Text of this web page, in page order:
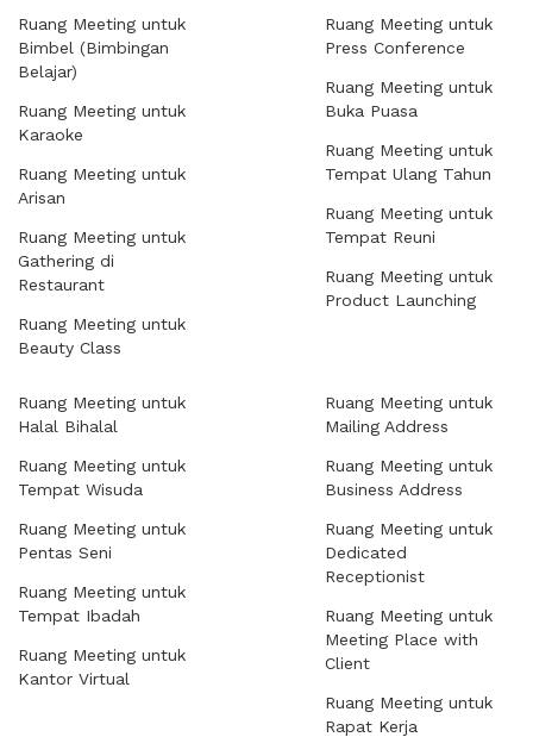
Ruang Meeting untuk
Bimbel (Bimbingan
Belajar)
Ruang Meeting untuk
Karaoke
Ruang Meeting untuk
Arisan
Ruang Meeting untuk
Gathering di
Restaurant
Ruang Meeting untuk
Beauty Class
Ruang Meeting untuk
Press Conference
Ruang Meeting untuk
Buka Puasa
Ruang Meeting untuk
Tempat Ulang Tahun
Ruang Meeting untuk
Tempat Reuni
Ruang Meeting untuk
Product Launching
Ruang Meeting untuk
Halal Bihalal
Ruang Meeting untuk
Tempat Wisuda
Ruang Meeting untuk
Pentas Seni
Ruang Meeting untuk
Tempat Ibadah
Ruang Meeting untuk
Kantor Virtual
Ruang Meeting untuk
Mailing Address
Ruang Meeting untuk
Business Address
Ruang Meeting untuk
Dedicated
Receptionist
Ruang Meeting untuk
Meeting Place with
Client
Ruang Meeting untuk
Rapat Kerja